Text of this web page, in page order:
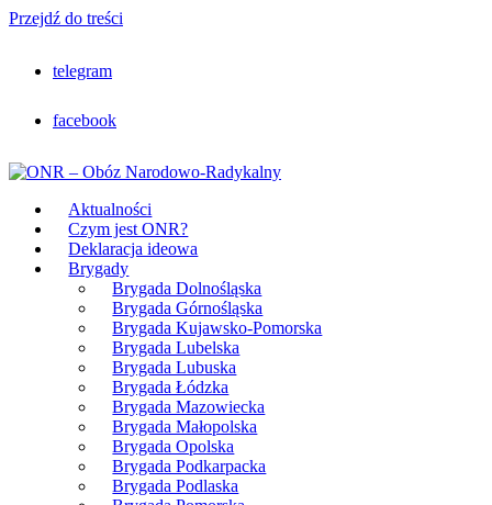
Przejdź do treści
telegram
facebook
Aktualności
Czym jest ONR?
Deklaracja ideowa
Brygady
Brygada Dolnośląska
Brygada Górnośląska
Brygada Kujawsko-Pomorska
Brygada Lubelska
Brygada Lubuska
Brygada Łódzka
Brygada Mazowiecka
Brygada Małopolska
Brygada Opolska
Brygada Podkarpacka
Brygada Podlaska